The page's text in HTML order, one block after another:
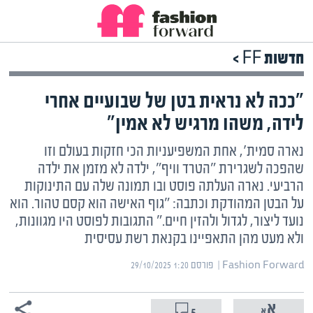
חדשות FF >
"ככה לא נראית בטן של שבועיים אחרי
לידה, משהו מרגיש לא אמין"
נארה סמית', אחת המשפיעניות הכי חזקות בעולם וזו
שהפכה לשגרירת "הטרד וויף", ילדה לא מזמן את ילדה
הרביעי. נארה העלתה פוסט ובו תמונה שלה עם התינוקות
על הבטן המהודקת וכתבה: "גוף האישה הוא קסם טהור. הוא
נועד ליצור, לגדול ולהזין חיים." התגובות לפוסט היו מגוונות,
ולא מעט מהן התאפיינו בקנאת רשת עסיסית
Fashion Forward | ‏ פורסם ‎29/10/2025 1:20